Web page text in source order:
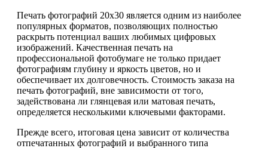
Печать фотографий 20х30 является одним из наиболее
популярных форматов, позволяющих полностью
раскрыть потенциал ваших любимых цифровых
изображений. Качественная печать на
профессиональной фотобумаге не только придает
фотографиям глубину и яркость цветов, но и
обеспечивает их долговечность. Стоимость заказа на
печать фотографий, вне зависимости от того,
задействована ли глянцевая или матовая печать,
определяется несколькими ключевыми факторами.
Прежде всего, итоговая цена зависит от количества
отпечатанных фотографий и выбранного типа